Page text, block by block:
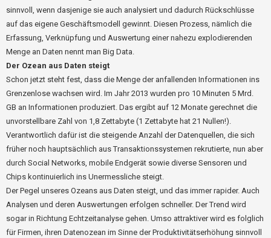
sinnvoll, wenn dasjenige sie auch analysiert und dadurch Rückschlüsse
auf das eigene Geschäftsmodell gewinnt. Diesen Prozess, nämlich die
Erfassung, Verknüpfung und Auswertung einer nahezu explodierenden
Menge an Daten nennt man Big Data.
Der Ozean aus Daten steigt
Schon jetzt steht fest, dass die Menge der anfallenden Informationen ins
Grenzenlose wachsen wird. Im Jahr 2013 wurden pro 10 Minuten 5 Mrd.
GB an Informationen produziert. Das ergibt auf 12 Monate gerechnet die
unvorstellbare Zahl von 1,8 Zettabyte (1 Zettabyte hat 21 Nullen!).
Verantwortlich dafür ist die steigende Anzahl der Datenquellen, die sich
früher noch hauptsächlich aus Transaktionssystemen rekrutierte, nun aber
durch Social Networks, mobile Endgerät sowie diverse Sensoren und
Chips kontinuierlich ins Unermessliche steigt.
Der Pegel unseres Ozeans aus Daten steigt, und das immer rapider. Auch
Analysen und deren Auswertungen erfolgen schneller. Der Trend wird
sogar in Richtung Echtzeitanalyse gehen. Umso attraktiver wird es folglich
für Firmen, ihren Datenozean im Sinne der Produktivitätserhöhung sinnvoll